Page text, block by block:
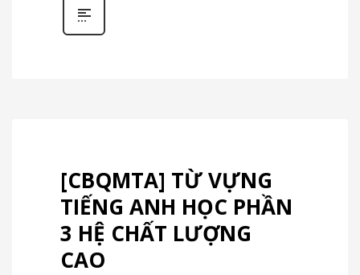
[CBQMTA] TỪ VỰNG
TIẾNG ANH HỌC PHẦN
3 HỆ CHẤT LƯỢNG
CAO